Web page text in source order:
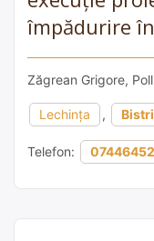
împădurire
Zăgrean Grigore,
Lechința ,
Telefon: